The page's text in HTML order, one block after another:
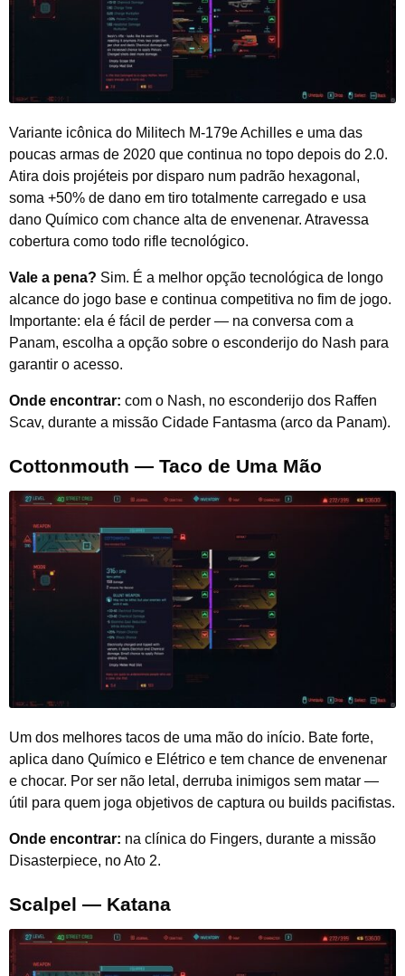
Variante icônica do Militech M-179e Achilles e uma das
poucas armas de 2020 que continua no topo depois do 2.0.
Atira dois projéteis por disparo num padrão hexagonal,
soma +50% de dano em tiro totalmente carregado e usa
dano Químico com chance alta de envenenar. Atravessa
cobertura como todo rifle tecnológico.
Vale a pena? Sim. É a melhor opção tecnológica de longo
alcance do jogo base e continua competitiva no fim de jogo.
Importante: ela é fácil de perder — na conversa com a
Panam, escolha a opção sobre o esconderijo do Nash para
garantir o acesso.
Onde encontrar: com o Nash, no esconderijo dos Raffen
Scav, durante a missão Cidade Fantasma (arco da Panam).
Cottonmouth — Taco de Uma Mão
Um dos melhores tacos de uma mão do início. Bate forte,
aplica dano Químico e Elétrico e tem chance de envenenar
e chocar. Por ser não letal, derruba inimigos sem matar —
útil para quem joga objetivos de captura ou builds pacifistas.
Onde encontrar: na clínica do Fingers, durante a missão
Disasterpiece, no Ato 2.
Scalpel — Katana